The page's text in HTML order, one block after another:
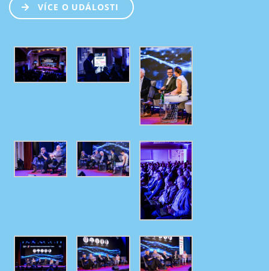
VÍCE O UDÁLOSTI